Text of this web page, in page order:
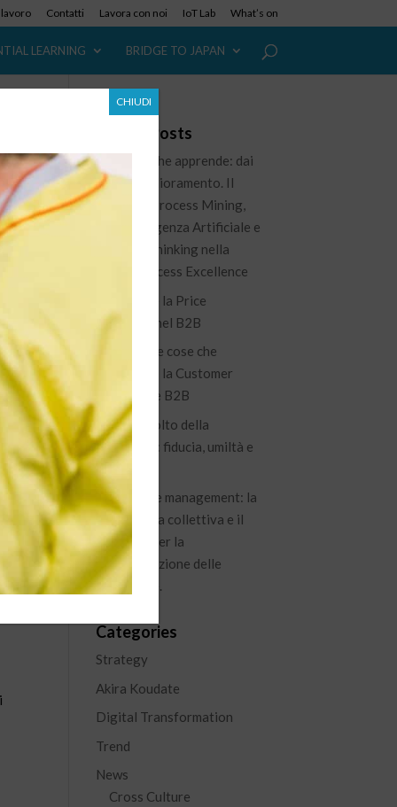
Contatti Lavora con noi IoT Lab What’s on
LEARNING BRIDGE TO JAPAN
Recent Posts
L’azienda che apprende: dai
dati al miglioramento. Il
ruolo del Process Mining,
dell’Intelligenza Artificiale e
del Lean Thinking nella
nuova Process Excellence
Governare la Price
Waterfall nel B2B
100 piccole cose che
migliorano la Customer
Experience B2B
Il nuovo volto della
leadership: fiducia, umiltà e
visione
Knowledge management: la
conoscenza collettiva e il
percorso per la
capitalizzazione delle
esperienze.
Categories
Strategy
Akira Koudate
Digital Transformation
Trend
News
Cross Culture
CHIUDI